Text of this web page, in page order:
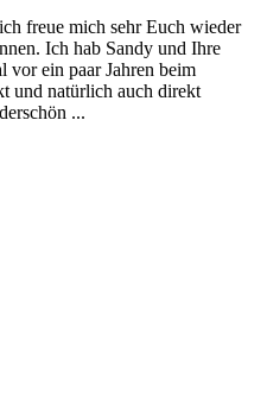
freue mich sehr Euch wieder
Ich hab Sandy und Ihre
vor ein paar Jahren beim
und natürlich auch direkt
...